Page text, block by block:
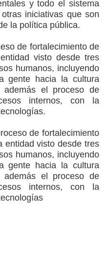
y todo el sistema
iniciativas que son
la política pública.
de fortalecimiento de
visto desde tres
humanos, incluyendo
gente hacia la cultura
el proceso de
internos, con la
de fortalecimiento
entidad visto desde tres
humanos, incluyendo
gente hacia la cultura
el proceso de
internos, con la